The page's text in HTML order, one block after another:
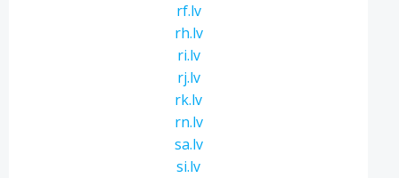
rf.lv
rh.lv
ri.lv
rj.lv
rk.lv
rn.lv
sa.lv
si.lv